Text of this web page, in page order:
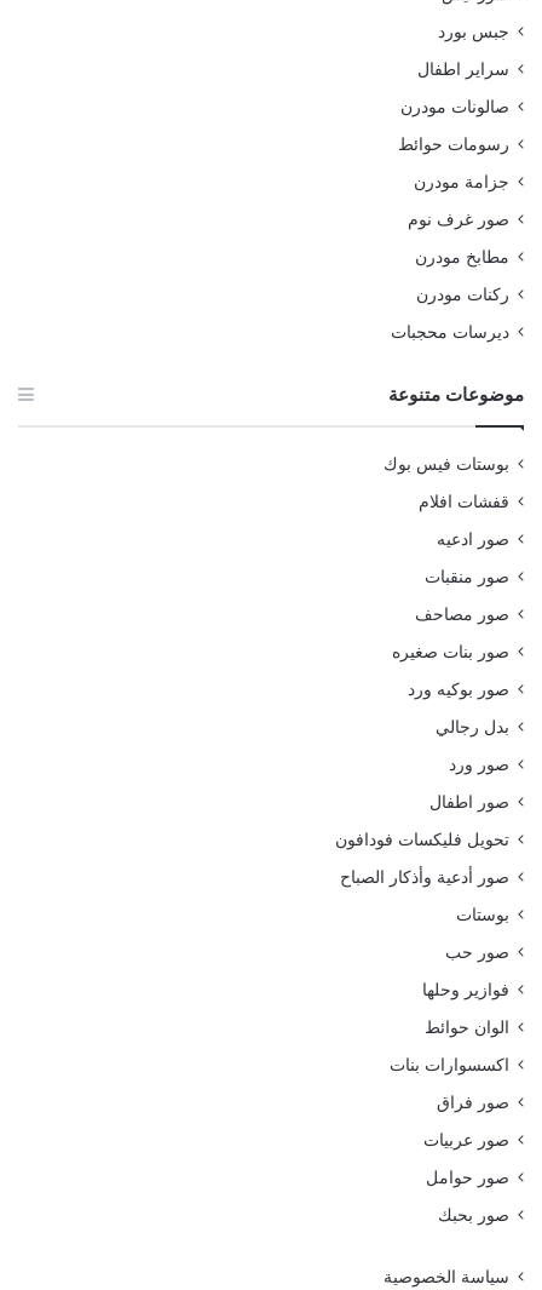
جبس بورد
سراير اطفال
صالونات مودرن
رسومات حوائط
جزامة مودرن
صور غرف نوم
مطابخ مودرن
ركنات مودرن
ديرسات محجبات
موضوعات متنوعة
بوستات فيس بوك
قفشات افلام
صور ادعيه
صور منقبات
صور مصاحف
صور بنات صغيره
صور بوكيه ورد
بدل رجالي
صور ورد
صور اطفال
تحويل فليكسات فودافون
صور أدعية وأذكار الصباح
بوستات
صور حب
فوازير وحلها
الوان حوائط
اكسسوارات بنات
صور فراق
صور عربيات
صور حوامل
صور بحبك
سياسة الخصوصية